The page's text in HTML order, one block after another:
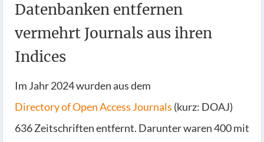
Datenbanken entfernen
vermehrt Journals aus ihren
Indices
Im Jahr 2024 wurden aus dem
Directory of Open Access Journals (kurz: DOAJ)
636 Zeitschriften entfernt. Darunter waren 400 mit